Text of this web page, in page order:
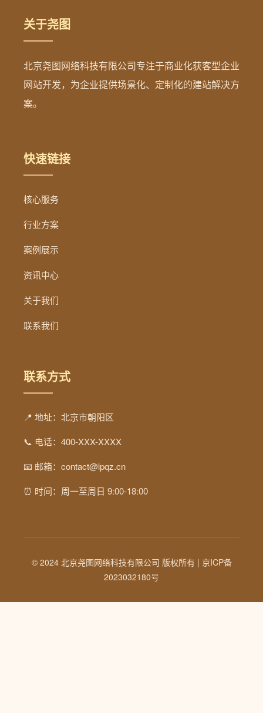
关于尧图
北京尧图网络科技有限公司专注于商业化获客型企业
网站开发，为企业提供场景化、定制化的建站解决方
案。
快速链接
核心服务
行业方案
案例展示
资讯中心
关于我们
联系我们
联系方式
📍 地址：北京市朝阳区
📞 电话：400-XXX-XXXX
📧 邮箱：contact@lpqz.cn
⏰ 时间：周一至周日 9:00-18:00
© 2024 北京尧图网络科技有限公司 版权所有 | 京ICP备
2023032180号